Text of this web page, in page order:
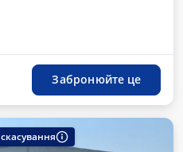
транспортного средства
Забронюйте це